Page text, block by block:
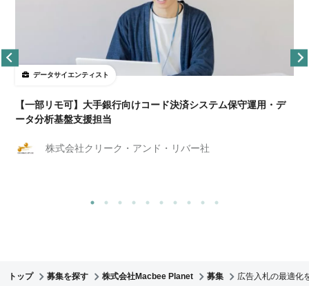
データサイエンティスト
【一部リモ可】大手銀行向けコード決済システム保守運用・デ
ータ分析基盤支援担当
株式会社クリーク・アンド・リバー社
トップ 募集を探す 株式会社Macbee Planet 募集 広告入札の最適化